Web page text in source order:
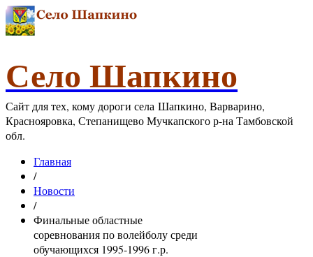
Село Шапкино
Сайт для тех, кому дороги села Шапкино, Варварино,
Краснояровка, Степанищево Мучкапского р-на Тамбовской
обл.
Главная
/
Новости
/
Финальные областные
соревнования по волейболу среди
обучающихся 1995-1996 г.р.